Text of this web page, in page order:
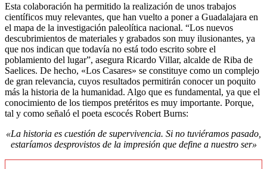
Esta colaboración ha permitido la realización de unos trabajos
científicos muy relevantes, que han vuelto a poner a Guadalajara en
el mapa de la investigación paleolítica nacional. “Los nuevos
descubrimientos de materiales y grabados son muy ilusionantes, ya
que nos indican que todavía no está todo escrito sobre el
poblamiento del lugar”, asegura Ricardo Villar, alcalde de Riba de
Saelices. De hecho, «Los Casares» se constituye como un complejo
de gran relevancia, cuyos resultados permitirán conocer un poquito
más la historia de la humanidad. Algo que es fundamental, ya que el
conocimiento de los tiempos pretéritos es muy importante. Porque,
tal y como señaló el poeta escocés Robert Burns:
«La historia es cuestión de supervivencia. Si no tuviéramos pasado,
estaríamos desprovistos de la impresión que define a nuestro ser»